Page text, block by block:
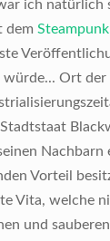
ich natürlich
dem
würde... Ort der
Nachbarn
Vorteil
Vita, welche
und